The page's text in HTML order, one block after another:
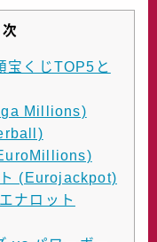
宝くじTOP5と
Millions)
(Eurojackpot)
ナロット